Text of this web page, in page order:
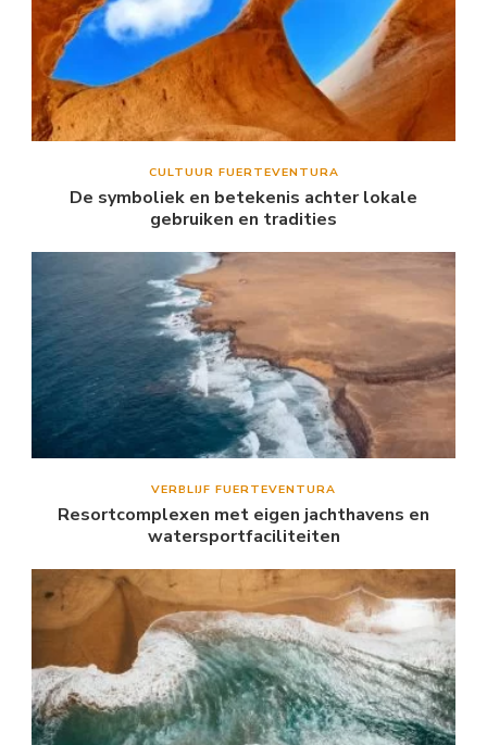
CULTUUR FUERTEVENTURA
De symboliek en betekenis achter lokale
gebruiken en tradities
VERBLIJF FUERTEVENTURA
Resortcomplexen met eigen jachthavens en
watersportfaciliteiten